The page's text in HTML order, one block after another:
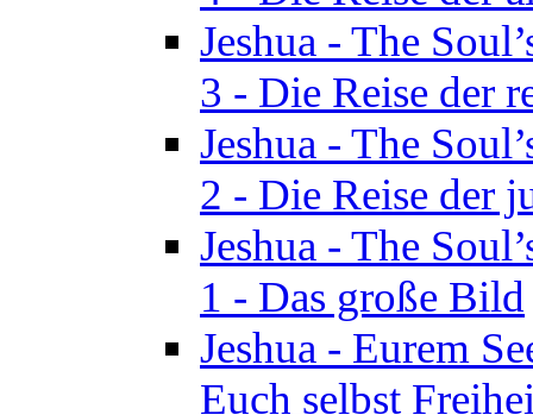
Jeshua - The
3 - Die Reise der
Jeshua - The
2 - Die Reise der
Jeshua - The
1 - Das große Bild
Jeshua - Eurem
Euch selbst